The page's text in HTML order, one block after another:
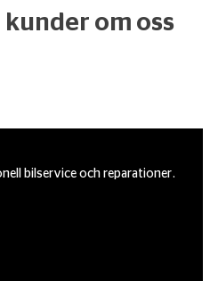
kunder om oss
bilservice och reparationer.